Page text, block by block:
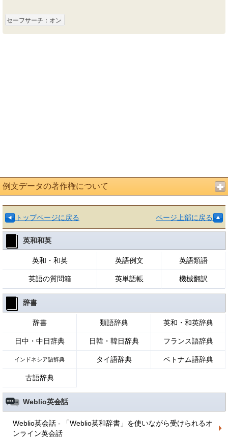
セーフサーチ：オン
例文データの著作権について
トップページに戻る ページ上部に戻る
英和和英
英和・和英 英語例文 英語類語
英語の質問箱 英単語帳 機械翻訳
辞書
辞書 類語辞典 英和・和英辞典
日中・中日辞典 日韓・韓日辞典 フランス語辞典
インドネシア語辞典 タイ語辞典 ベトナム語辞典
古語辞典
Weblio英会話
Weblio英会話 - 「Weblio英和辞書」を使いながら受けられるオ
ンライン英会話